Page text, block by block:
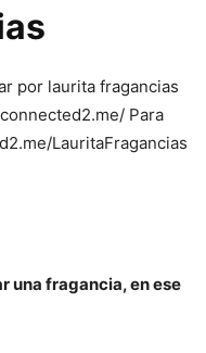
por laurita fragancias
Para
LauritaFragancias
una fragancia, en ese